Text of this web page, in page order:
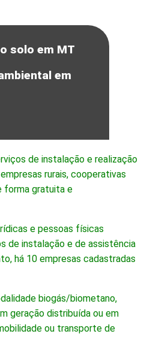
solo em MT
em
de instalação e realização
rurais, cooperativas
forma gratuita e
e pessoas físicas
de instalação e de assistência
há 10 empresas cadastradas
biogás/biometano,
geração distribuída ou em
ou transporte de